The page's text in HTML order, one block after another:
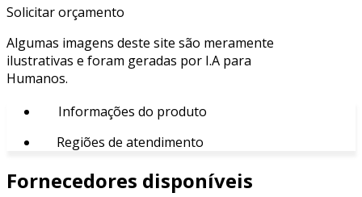
Solicitar orçamento
Algumas imagens deste site são meramente
ilustrativas e foram geradas por I.A para
Humanos.
Informações do produto
Regiões de atendimento
Fornecedores disponíveis